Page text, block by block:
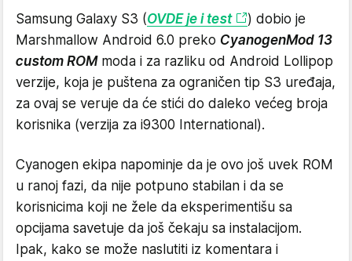
Samsung Galaxy S3 (OVDE je i test
) dobio je
Marshmallow Android 6.0 preko CyanogenMod 13
custom ROMmoda i za razliku od Android Lollipop
verzije, koja je puštena za ograničen tip S3 uređaja,
za ovaj se veruje da će stići do daleko većeg broja
korisnika (verzija za i9300 International).
Cyanogen ekipa napominje da je ovo još uvek ROM
u ranoj fazi, da nije potpuno stabilan i da se
korisnicima koji ne žele da eksperimentišu sa
opcijama savetuje da još čekaju sa instalacijom.
Ipak, kako se može naslutiti iz komentara i